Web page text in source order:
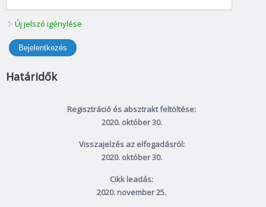
Új jelszó igénylése
Határidők
Regisztráció és absztrakt feltöltése:
2020. október 30.
Visszajelzés az elfogadásról:
2020. október 30.
Cikk leadás:
2020. november 25.